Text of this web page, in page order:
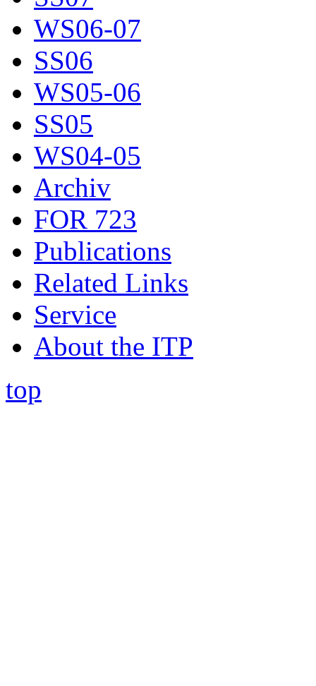
WS06-07
SS06
WS05-06
SS05
WS04-05
Archiv
FOR 723
Publications
Related Links
Service
About the ITP
top